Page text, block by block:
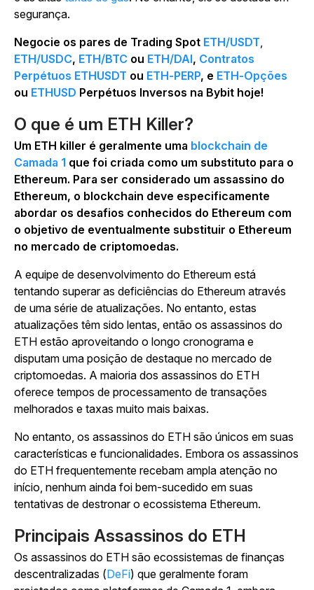
segurança.
Negocie os pares de Trading Spot ETH/USDT,
ETH/USDC, ETH/BTC ou ETH/DAI, Contratos
Perpétuos ETHUSDT ou ETH-PERP, e ETH-Opções
ou ETHUSD Perpétuos Inversos na Bybit hoje!
O que é um ETH Killer?
Um ETH killer é geralmente uma blockchain de
Camada 1 que foi criada como um substituto para o
Ethereum. Para ser considerado um assassino do
Ethereum, o blockchain deve especificamente
abordar os desafios conhecidos do Ethereum com
o objetivo de eventualmente substituir o Ethereum
no mercado de criptomoedas.
A equipe de desenvolvimento do Ethereum está
tentando superar as deficiências do Ethereum através
de uma série de atualizações. No entanto, estas
atualizações têm sido lentas, então os assassinos do
ETH estão aproveitando o longo cronograma e
disputam uma posição de destaque no mercado de
criptomoedas. A maioria dos assassinos do ETH
oferece tempos de processamento de transações
melhorados e taxas muito mais baixas.
No entanto, os assassinos do ETH são únicos em suas
características e funcionalidades. Embora os assassinos
do ETH frequentemente recebam ampla atenção no
início, nenhum ainda foi bem-sucedido em suas
tentativas de destronar o ecossistema Ethereum.
Principais Assassinos do ETH
Os assassinos do ETH são ecossistemas de finanças
descentralizadas (DeFi) que geralmente foram